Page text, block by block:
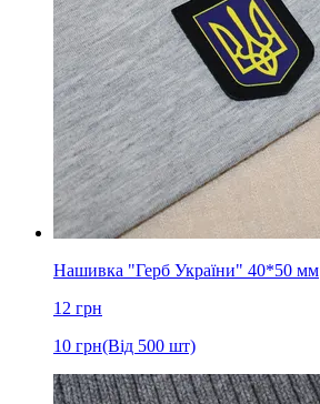
Нашивка "Герб України" 40*50 мм
12 грн
10 грн(Від 500 шт)